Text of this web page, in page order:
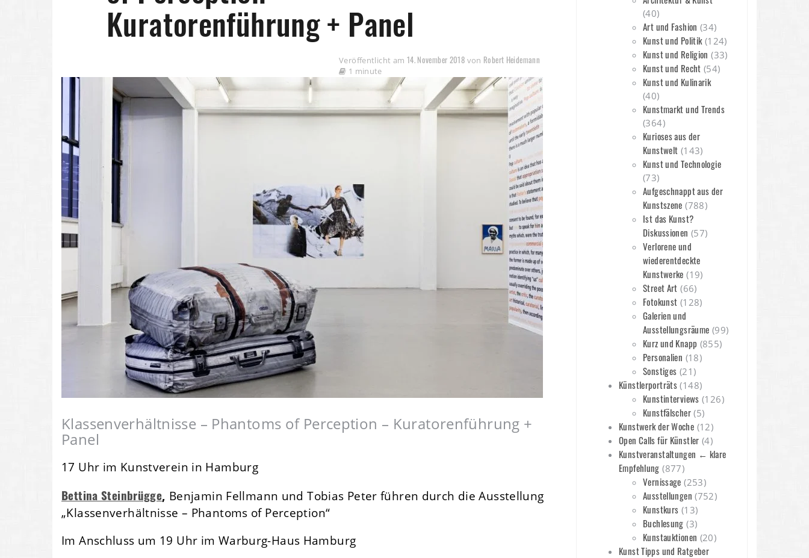
Kuratorenführung + Panel
Veröffentlicht am 14. November 2018 von Robert Heidemann
1 minute
Klassenverhältnisse – Phantoms of Perception – Kuratorenführung +
Panel
17 Uhr im Kunstverein in Hamburg
Bettina Steinbrügge, Benjamin Fellmann und Tobias Peter führen durch die Ausstellung
„Klassenverhältnisse – Phantoms of Perception“
Im Anschluss um 19 Uhr im Warburg-Haus Hamburg
(40)
Art und Fashion (34)
Kunst und Politik(124)
Kunst und Religion (33)
Kunst und Recht (54)
Kunst und Kulinarik
(40)
Kunstmarkt und Trends
(364)
Kurioses aus der
Kunstwelt (143)
Kunst und Technologie
(73)
Aufgeschnappt aus der
Kunstszene (788)
Ist das Kunst?
Diskussionen (57)
Verlorene und
wiederentdeckte
Kunstwerke (19)
Street Art (66)
Fotokunst (128)
Galerien und
Ausstellungsräume (99)
Kurz und Knapp (855)
Personalien (18)
Sonstiges (21)
Künstlerporträts (148)
Kunstinterviews (126)
Kunstfälscher(5)
Kunstwerk der Woche (12)
Open Calls für Künstler (4)
Kunstveranstaltungen ← klare
Empfehlung (877)
Vernissage (253)
Ausstellungen (752)
Kunstkurs (13)
Buchlesung (3)
Kunstauktionen (20)
Kunst Tipps und Ratgeber